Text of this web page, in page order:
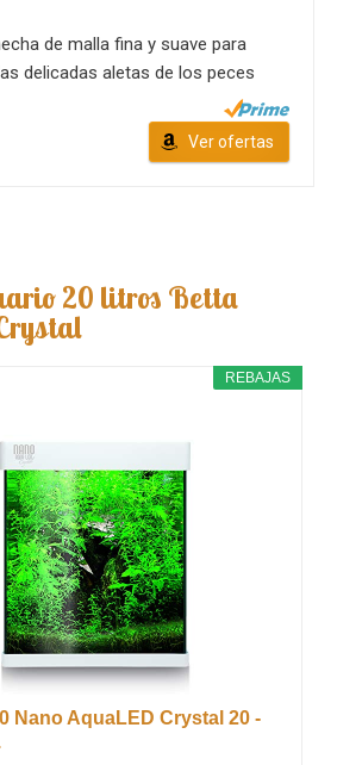
de malla fina y suave para
delicadas aletas de los peces
Ver ofertas
20 litros Betta
REBAJAS
Nano AquaLED Crystal 20 -